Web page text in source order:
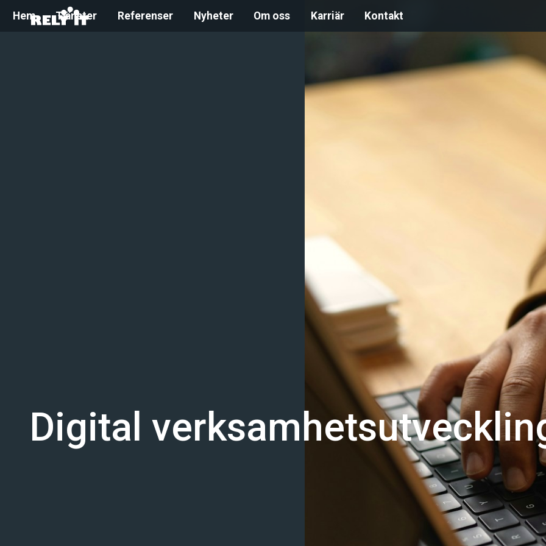
Hem Tjänster Referenser Nyheter Om oss Karriär Kontakt
Digital